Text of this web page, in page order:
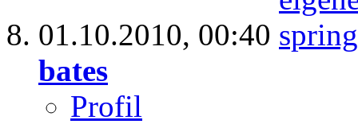
01.10.2010, 00:40
bates
Profil